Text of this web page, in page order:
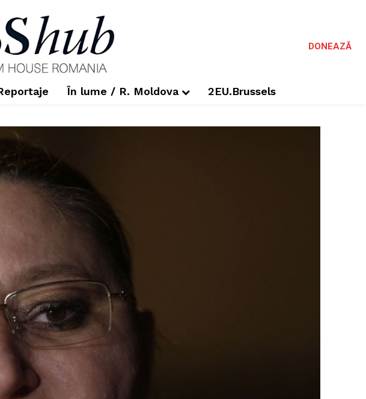
DONEAZĂ
În lume / R. Moldova 2EU.Brussels